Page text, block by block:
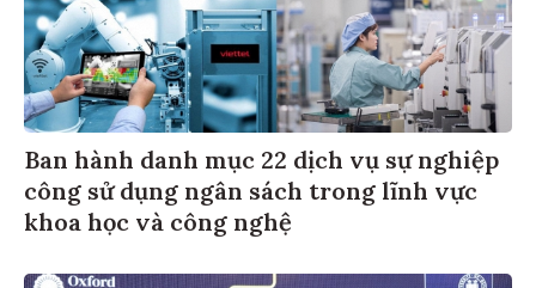
Ban hành danh mục 22 dịch vụ sự nghiệp
công sử dụng ngân sách trong lĩnh vực
khoa học và công nghệ